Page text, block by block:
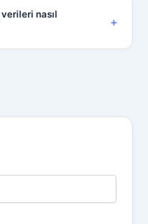
verileri nasıl
+